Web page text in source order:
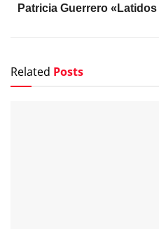
Patricia Guerrero
Related Posts